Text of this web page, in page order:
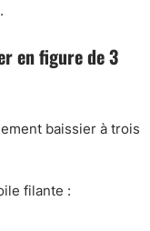
en figure de 3
baissier à trois
filante :